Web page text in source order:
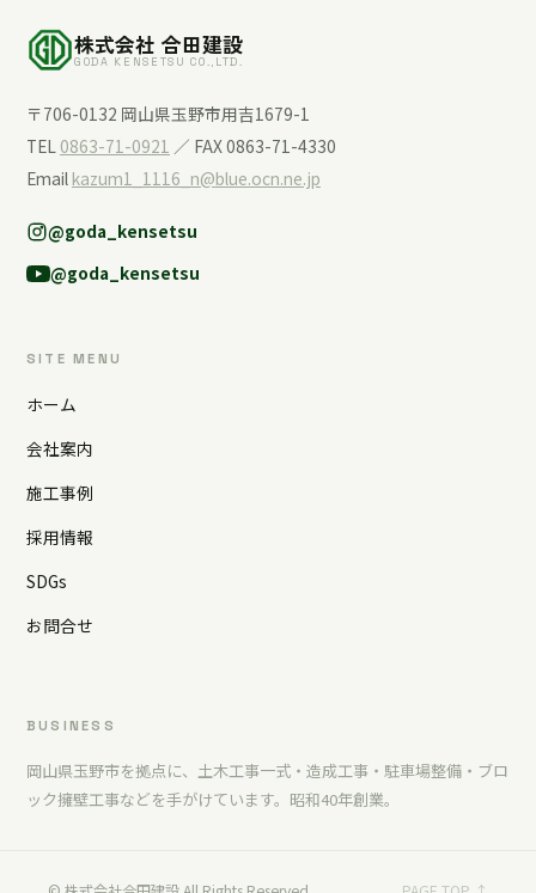
株式会社 合田建設
GODA KENSETSU CO.,LTD.
〒706-0132 岡山県玉野市用吉1679-1
TEL 0863-71-0921 ／ FAX 0863-71-4330
Email kazum1_1116_n@blue.ocn.ne.jp
@goda_kensetsu
@goda_kensetsu
SITE MENU
ホーム
会社案内
施工事例
採用情報
SDGs
お問合せ
BUSINESS
岡山県玉野市を拠点に、土木工事一式・造成工事・駐車場整備・ブロ
ック擁壁工事などを手がけています。昭和40年創業。